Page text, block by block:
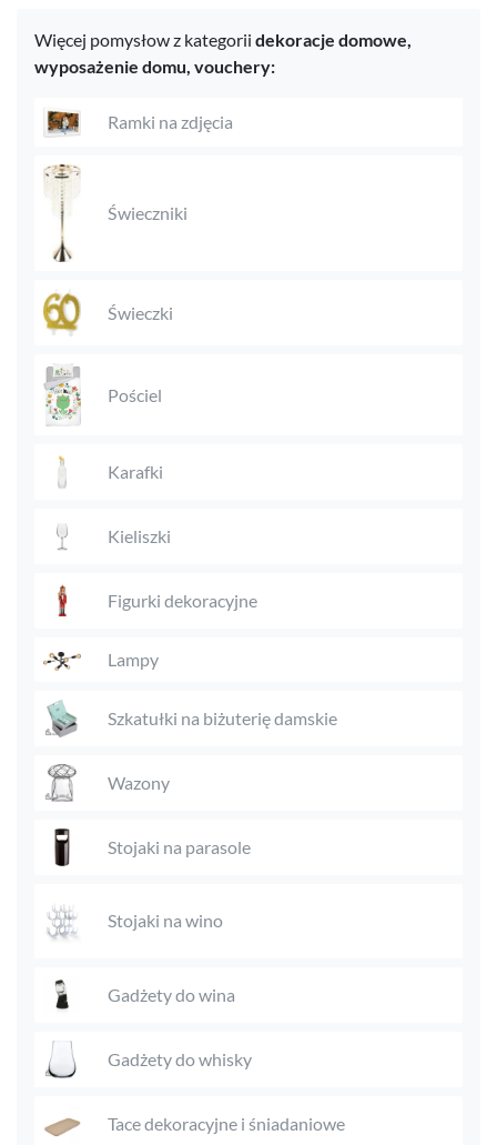
Więcej pomysłow z kategorii dekoracje domowe,
wyposażenie domu, vouchery:
Ramki na zdjęcia
Świeczniki
Świeczki
Pościel
Karafki
Kieliszki
Figurki dekoracyjne
Lampy
Szkatułki na biżuterię damskie
Wazony
Stojaki na parasole
Stojaki na wino
Gadżety do wina
Gadżety do whisky
Tace dekoracyjne i śniadaniowe